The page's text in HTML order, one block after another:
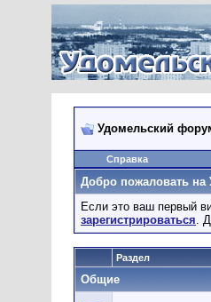
Удомельский
Справка
Добро пожаловать
Если это ваш первый
зарегистрироваться.
Раздел
Общие